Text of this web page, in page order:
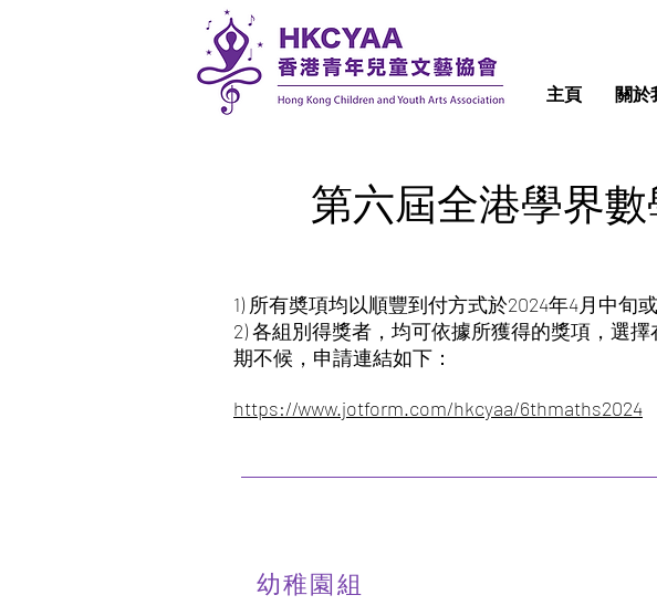
主頁 關於
第六屆全港學界
1) 所有奬項均以順豐到付方式於2024年4月中旬或
2) 各組別得獎者，均可依據所獲得的獎項，選
期不候，申請連結如下：
https://www.jotform.com/hkcyaa/6thmaths2024
幼稚園組